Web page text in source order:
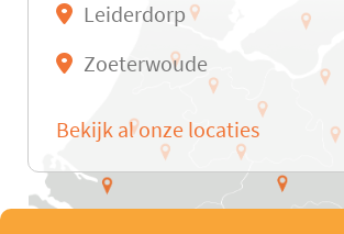
Leiderdorp
Zoeterwoude
Bekijk al onze locaties